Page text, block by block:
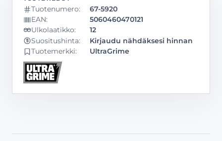
Tuotenumero:
67-5920
EAN:
5060460470121
Ulkolaatikko:
12
Suositushinta:
Kirjaudu nähdäksesi hinnan
Tuotemerkki: UltraGrime